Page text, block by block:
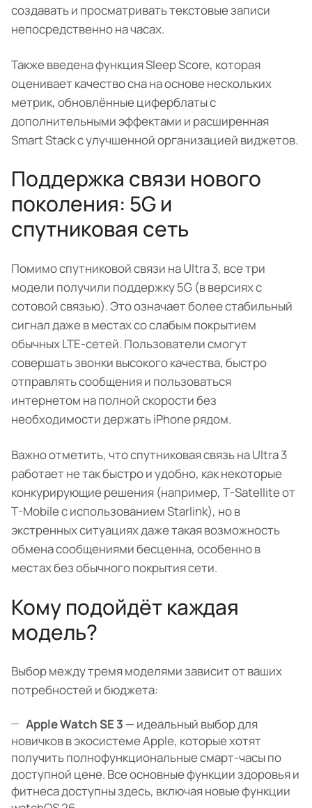
создавать и просматривать текстовые записи
непосредственно на часах.
Также введена функция Sleep Score, которая
оценивает качество сна на основе нескольких
метрик, обновлённые циферблаты с
дополнительными эффектами и расширенная
Smart Stack с улучшенной организацией виджетов.
Поддержка связи нового
поколения: 5G и
спутниковая сеть
Помимо спутниковой связи на Ultra 3, все три
модели получили поддержку 5G (в версиях с
сотовой связью). Это означает более стабильный
сигнал даже в местах со слабым покрытием
обычных LTE-сетей. Пользователи смогут
совершать звонки высокого качества, быстро
отправлять сообщения и пользоваться
интернетом на полной скорости без
необходимости держать iPhone рядом.
Важно отметить, что спутниковая связь на Ultra 3
работает не так быстро и удобно, как некоторые
конкурирующие решения (например, T-Satellite от
T-Mobile с использованием Starlink), но в
экстренных ситуациях даже такая возможность
обмена сообщениями бесценна, особенно в
местах без обычного покрытия сети.
Кому подойдёт каждая
модель?
Выбор между тремя моделями зависит от ваших
потребностей и бюджета:
Apple Watch SE 3 — идеальный выбор для
новичков в экосистеме Apple, которые хотят
получить полнофункциональные смарт-часы по
доступной цене. Все основные функции здоровья и
фитнеса доступны здесь, включая новые функции